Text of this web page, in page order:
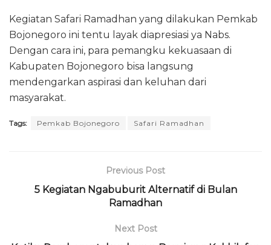
Kegiatan Safari Ramadhan yang dilakukan Pemkab
Bojonegoro ini tentu layak diapresiasi ya Nabs.
Dengan cara ini, para pemangku kekuasaan di
Kabupaten Bojonegoro bisa langsung
mendengarkan aspirasi dan keluhan dari
masyarakat.
Tags: Pemkab Bojonegoro Safari Ramadhan
Previous Post
5 Kegiatan Ngabuburit Alternatif di Bulan
Ramadhan
Next Post